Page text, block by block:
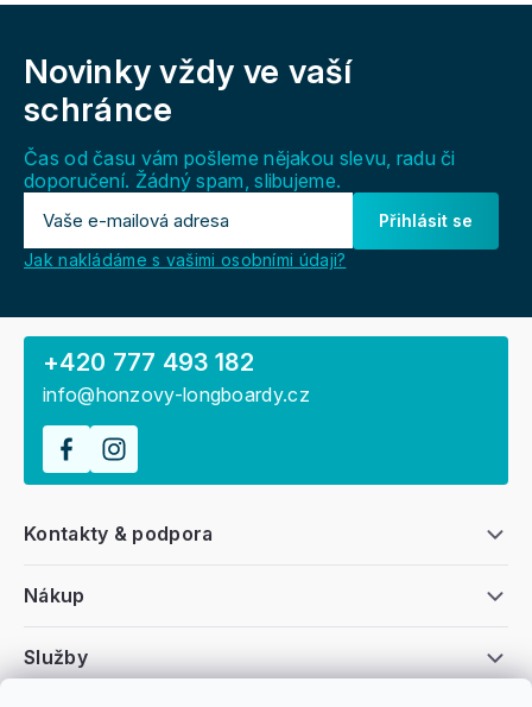
Novinky vždy ve vaší
schránce
Čas od času vám pošleme nějakou slevu, radu či
doporučení. Žádný spam, slibujeme.
Přihlásit se
Jak nakládáme s vašimi osobními údaji?
Nákup
Kontakty & podpora
Služby
+420 777 493 182
info@honzovy-longboardy.cz